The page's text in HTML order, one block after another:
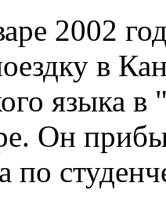
2002
в
языка
Он
по